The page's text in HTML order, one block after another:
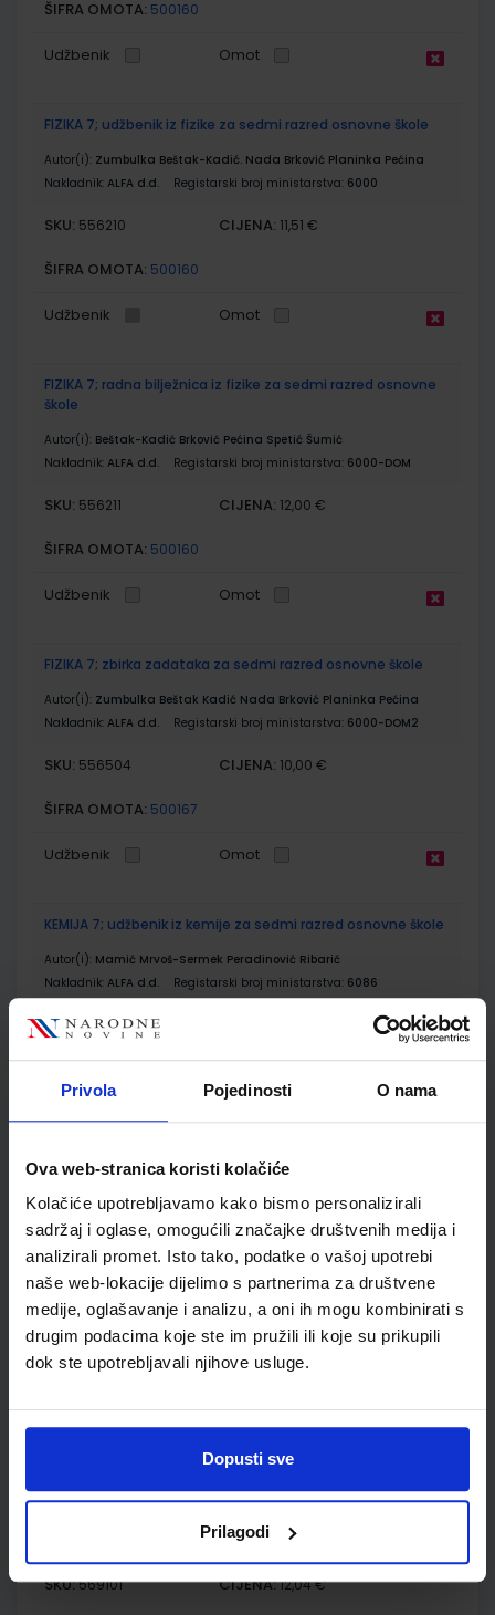
Privola Pojedinosti O nama
Ova web-stranica koristi kolačiće
Kolačiće upotrebljavamo kako bismo personalizirali
sadržaj i oglase, omogućili značajke društvenih medija i
analizirali promet. Isto tako, podatke o vašoj upotrebi
naše web-lokacije dijelimo s partnerima za društvene
medije, oglašavanje i analizu, a oni ih mogu kombinirati s
drugim podacima koje ste im pružili ili koje su prikupili
dok ste upotrebljavali njihove usluge.
Dopusti sve
Prilagodi
ŠIFRA OMOTA: 500160
Udžbenik Omot
FIZIKA 7; udžbenik iz fizike za sedmi razred osnovne škole
Autor(i): Zumbulka Beštak-Kadić. Nada Brković Planinka Pećina
Nakladnik: ALFA d.d. Registarski broj ministarstva: 6000
SKU: 556210 CIJENA: 11,51 €
ŠIFRA OMOTA: 500160
Udžbenik Omot
FIZIKA 7; radna bilježnica iz fizike za sedmi razred osnovne
škole
Autor(i): Beštak-Kadić Brković Pećina Spetić Šumić
Nakladnik: ALFA d.d. Registarski broj ministarstva: 6000-DOM
SKU: 556211 CIJENA: 12,00 €
ŠIFRA OMOTA: 500160
Udžbenik Omot
FIZIKA 7; zbirka zadataka za sedmi razred osnovne škole
Autor(i): Zumbulka Beštak Kadić Nada Brković Planinka Pećina
Nakladnik: ALFA d.d. Registarski broj ministarstva: 6000-DOM2
SKU: 556504 CIJENA: 10,00 €
ŠIFRA OMOTA: 500167
Udžbenik Omot
KEMIJA 7; udžbenik iz kemije za sedmi razred osnovne škole
Autor(i): Mamić Mrvoš-Sermek Peradinović Ribarić
Nakladnik: ALFA d.d. Registarski broj ministarstva: 6086
SKU:556218
osnovne škole
Autor(i): Mamić Mrvoš-Sermeki Peradinović Ribarić
Nakladnik:ALFA d.d. Registarski broj ministarstva:6086-DOM
SKU:556482 CIJENA:12,00 €
ŠIFRA OMOTA: 500167
MOJA ZEMLJA 3; udžbenik iz geografije za sedmi razred
Registarski broj ministarstva:
SKU:569101 CIJENA:12,04 €